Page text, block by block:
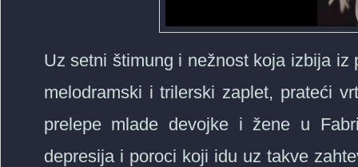
Uz setni štimung i nežnost koja izbija iz
melodramski i trilerski zaplet, prateći
prelepe mlade devojke i žene u
depresija i poroci koji idu uz takve